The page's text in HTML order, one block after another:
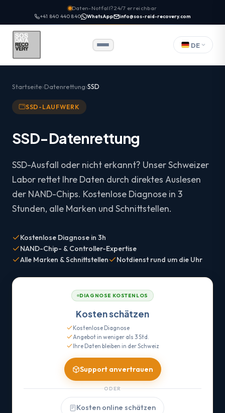
Daten-Notfall? 24/7 erreichbar
+41 840 440 840 WhatsApp info@sos-raid-recovery.com
DE
Startseite Datenrettung SSD
SSD-LAUFWERK
SSD-Datenrettung
SSD-Ausfall oder nicht erkannt? Unser Schweizer
Labor rettet Ihre Daten durch direktes Auslesen
der NAND-Chips. Kostenlose Diagnose in 3
Stunden, alle Marken und Schnittstellen.
Kostenlose Diagnose in 3h
NAND-Chip- & Controller-Expertise
Alle Marken & Schnittstellen
Notdienst rund um die Uhr
DIAGNOSE KOSTENLOS
Kosten schätzen
Kostenlose Diagnose
Angebot in weniger als 3 Std.
Ihre Daten bleiben in der Schweiz
Support anvertrauen
ODER
Kosten online schätzen